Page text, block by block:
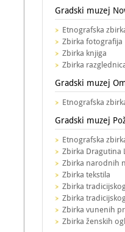
Gradski muzej
Etnografska
Zbirka fotografija
Zbirka knjiga
Zbirka
Gradski muzej
Etnografska
Gradski muzej
Etnografska
Zbirka Dragutina
Zbirka narodnih
Zbirka tekstila
Zbirka
Zbirka
Zbirka vunenih
Zbirka ženskih